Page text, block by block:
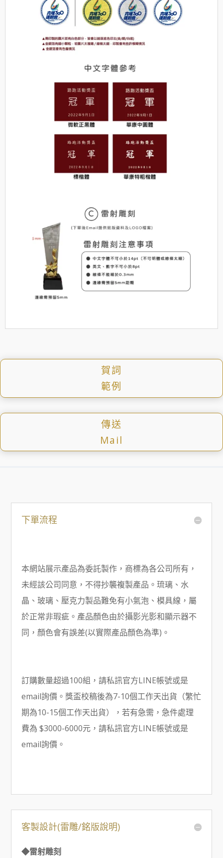
賀詞
範例
傳送
Mail
下單流程
本網站展示產品為委託製作，商標為各公司所有，
未經該公司同意，不得抄襲複製產品。琉璃、水
晶、玻璃、壓克力製品難免有小氣泡、模具線，屬
於正常非瑕疵。產品顏色由於攝影光影和顯示器不
同，顏色會有誤差(以實際產品顏色為準)。
訂購數量超過100組，請私訊官方LINE帳號或是
email詢價。獎盃校稿後為7-10個工作天出貨（繁忙
期為10-15個工作天出貨），若有急需，急件處理
費為 $3000-6000元，請私訊官方LINE帳號或是
email詢價。
客製設計(雷雕/銘版說明)
◆雷射雕刻